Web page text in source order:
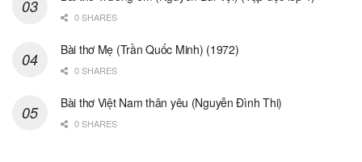
0 SHARES
Bài thơ Mẹ (Trần Quốc Minh) (1972)
0 SHARES
Bài thơ Việt Nam thân yêu (Nguyễn Đình Thi)
0 SHARES